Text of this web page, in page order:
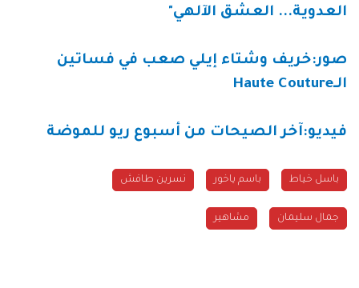
العدوية... العشق الآلهي"
صور:خريف وشتاء إيلي صعب في فساتين
الـHaute Couture
فيديو:آخر الصيحات من أسبوع ريو للموضة
باسل خياط باسم ياخور نسرين طافش
جمال سليمان مشاهير